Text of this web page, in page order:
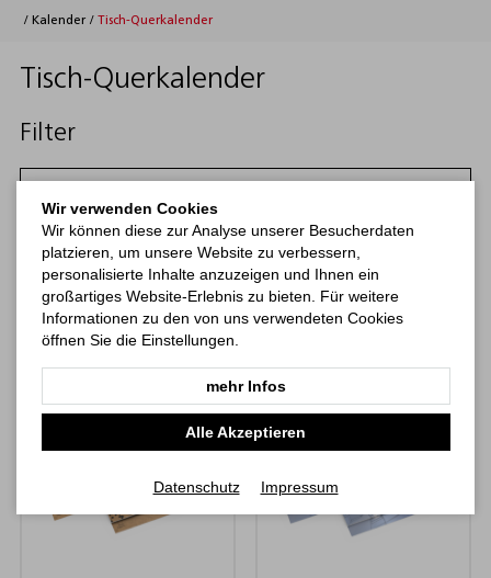
/ Kalender / Tisch-Querkalender
Tisch-Querkalender
Filter
Kategorien
Kalender Notizbücher Haftnotizen Print-Werbemittel
Wir verwenden Cookies
Wir können diese zur Analyse unserer Besucherdaten
platzieren, um unsere Website zu verbessern,
personalisierte Inhalte anzuzeigen und Ihnen ein
großartiges Website-Erlebnis zu bieten. Für weitere
Informationen zu den von uns verwendeten Cookies
öffnen Sie die Einstellungen.
mehr Infos
Alle Akzeptieren
Datenschutz Impressum